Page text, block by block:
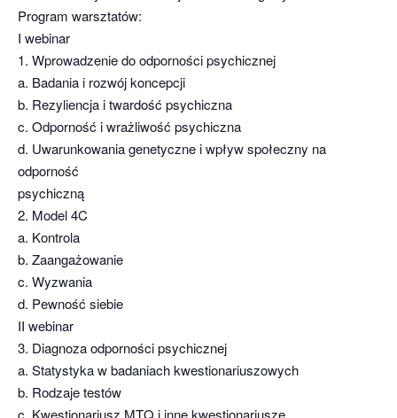
Program warsztatów:
I webinar
1. Wprowadzenie do odporności psychicznej
a. Badania i rozwój koncepcji
b. Rezyliencja i twardość psychiczna
c. Odporność i wrażliwość psychiczna
d. Uwarunkowania genetyczne i wpływ społeczny na
odporność
psychiczną
2. Model 4C
a. Kontrola
b. Zaangażowanie
c. Wyzwania
d. Pewność siebie
II webinar
3. Diagnoza odporności psychicznej
a. Statystyka w badaniach kwestionariuszowych
b. Rodzaje testów
c. Kwestionariusz MTQ i inne kwestionariusze